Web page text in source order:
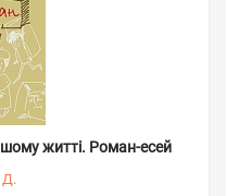
житті. Роман-есей
Д.